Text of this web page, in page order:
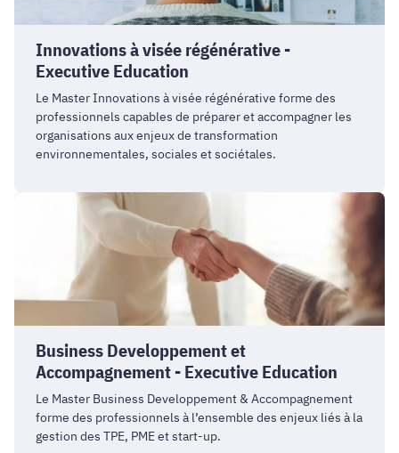
Education
Innovations à visée régénérative -
Executive Education
Le Master Innovations à visée régénérative forme des
professionnels capables de préparer et accompagner les
organisations aux enjeux de transformation
environnementales, sociales et sociétales.
Developpement
Accompagnement
Executive
Education
Business Developpement et
Accompagnement - Executive Education
Le Master Business Developpement & Accompagnement
forme des professionnels à l’ensemble des enjeux liés à la
gestion des TPE, PME et start-up.